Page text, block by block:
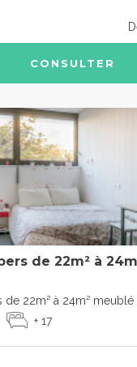
CONSULTER
de 22m² à
de 22m² à 24m²
+ 17